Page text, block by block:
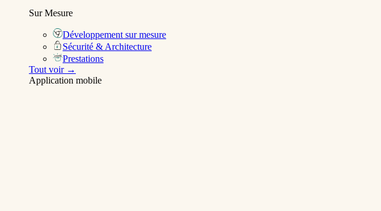
Sur Mesure
Développement sur mesure
Sécurité & Architecture
Prestations
Tout voir →
Application mobile